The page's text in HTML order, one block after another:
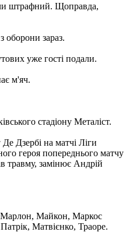
штрафний. Щоправда,
оборони зараз.
уже гості подали.
м'яч.
стадіону Металіст.
Де Дзербі на матчі Ліги
героя попереднього матчу
травму, замінює Андрій
Майкон, Маркос
Матвієнко, Траоре.